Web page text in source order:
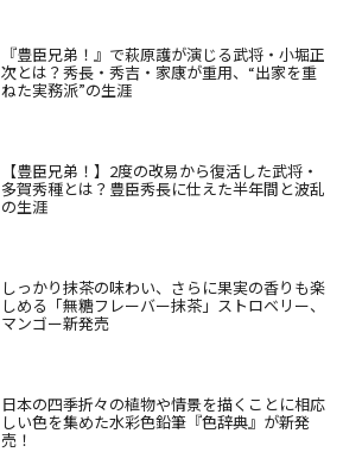
『豊臣兄弟！』で萩原護が演じる武将・小堀正
次とは？秀長・秀吉・家康が重用、“出家を重
ねた実務派”の生涯
【豊臣兄弟！】2度の改易から復活した武将・
多賀秀種とは？豊臣秀長に仕えた半年間と波乱
の生涯
しっかり抹茶の味わい、さらに果実の香りも楽
しめる「無糖フレーバー抹茶」ストロベリー、
マンゴー新発売
日本の四季折々の植物や情景を描くことに相応
しい色を集めた水彩色鉛筆『色辞典』が新発
売！